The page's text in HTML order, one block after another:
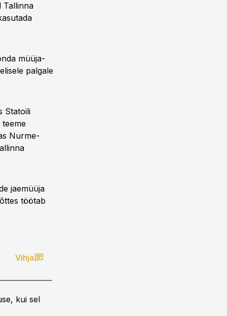
Tallinna
müüja-
palgale
Statoili
Nurme-
jaemüüja
töötab
Vihja
kui sel